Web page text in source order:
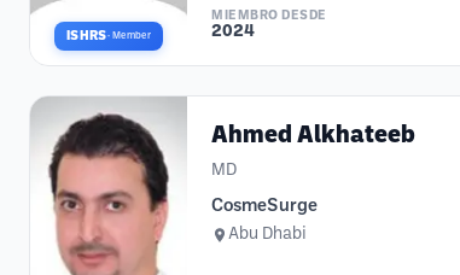
ISHRS· Member
MIEMBRO DESDE
2024
Ahmed Alkhateeb
MD
CosmeSurge
Abu Dhabi